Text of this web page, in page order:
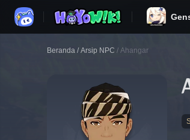
Beranda / Arsip NPC / Ahangar